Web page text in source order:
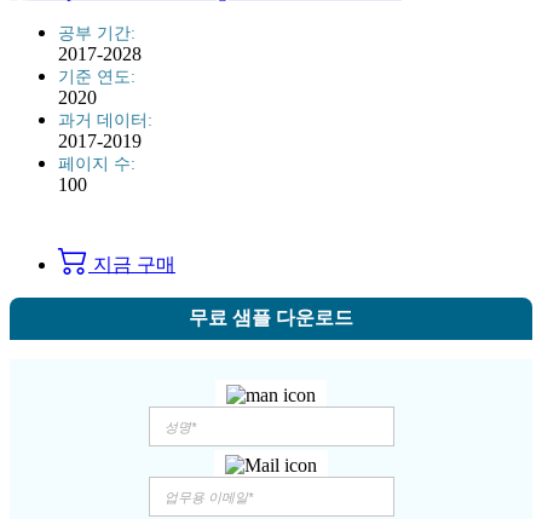
공부 기간:
2017-2028
기준 연도:
2020
과거 데이터:
2017-2019
페이지 수:
100
지금 구매
무료 샘플 다운로드